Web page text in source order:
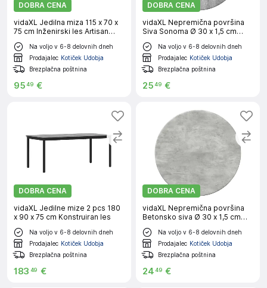
DOBRA CENA
vidaXL Jedilna miza 115 x 70 x
75 cm Inženirski les Artisan
hrast
Na voljo v 6-8 delovnih dneh
Prodajalec Kotiček Udobja
Brezplačna poštnina
9549 €
DOBRA CENA
vidaXL Nepremična površina
Siva Sonoma Ø 30 x 1,5 cm
Konstruiran les
Na voljo v 6-8 delovnih dneh
Prodajalec Kotiček Udobja
Brezplačna poštnina
2549 €
DOBRA CENA
vidaXL Jedilne mize 2 pcs 180
x 90 x 75 cm Konstruiran les
Na voljo v 6-8 delovnih dneh
Prodajalec Kotiček Udobja
Brezplačna poštnina
183 49 €
DOBRA CENA
vidaXL Nepremična površina
Betonsko siva Ø 30 x 1,5 cm
Konstruiran les
Na voljo v 6-8 delovnih dneh
Prodajalec Kotiček Udobja
Brezplačna poštnina
2449 €